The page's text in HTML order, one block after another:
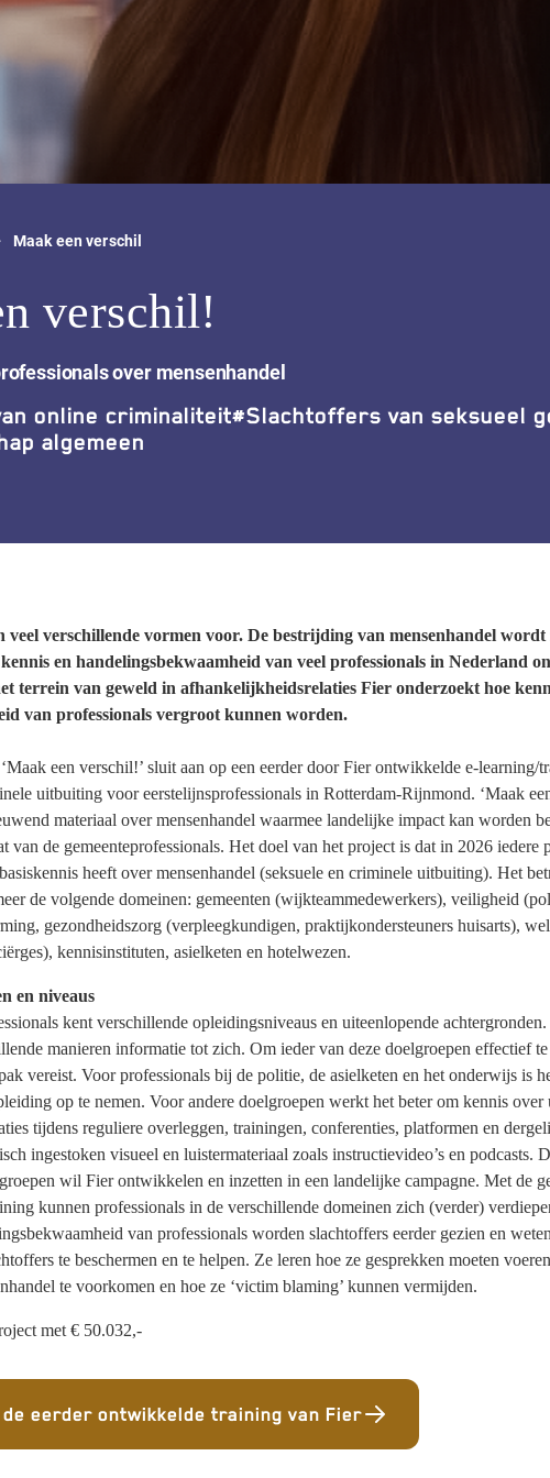
Maak een verschil
verschil!
over mensenhandel
online criminaliteit#Slachtoffers van seksueel
algemeen
veel verschillende vormen voor. De bestrijding van mensenhandel
en handelingsbekwaamheid van veel professionals in Nederland
terrein van geweld in afhankelijk­heids­relaties Fier onderzoekt hoe
van professionals vergroot kunnen worden.
een verschil!’ sluit aan op een eerder door Fier ontwikkelde e-learning/
uitbuiting voor eerstelijnsprofessionals in Rotterdam-Rijnmond. ‘Maak
materiaal over mensenhandel waarmee landelijke impact kan worden
van de gemeenteprofessionals. Het doel van het project is dat in 2026 iedere
heeft over mensenhandel (seksuele en criminele uitbuiting). Het
de volgende domeinen: gemeenten (wijkteammedewerkers), veiligheid
gezondheidszorg (verpleegkundigen, praktijkondersteuners huisarts),
kennisinstituten, asielketen en hotelwezen.
en niveaus
kent verschillende opleidingsniveaus en uiteenlopende
manieren informatie tot zich. Om ieder van deze doelgroepen effectief
vereist. Voor professionals bij de politie, de asielketen en het onderwijs is
op te nemen. Voor andere doelgroepen werkt het beter om kennis
tijdens reguliere overleggen, trainingen, conferenties, platformen en
ingestoken visueel en luistermateriaal zoals instructievideo’s en podcasts.
wil Fier ontwikkelen en inzetten in een landelijke campagne. Met de
kunnen professionals in de verschillende domeinen zich (verder)
van professionals worden slachtoffers eerder gezien en
te beschermen en te helpen. Ze leren hoe ze gesprekken moeten
te voorkomen en hoe ze ‘victim blaming’ kunnen vermijden.
met € 50.032,-
eerder ontwikkelde training van Fier